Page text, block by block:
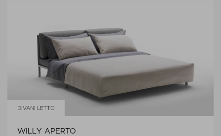
DIVANI LETTO
WILLY APERTO